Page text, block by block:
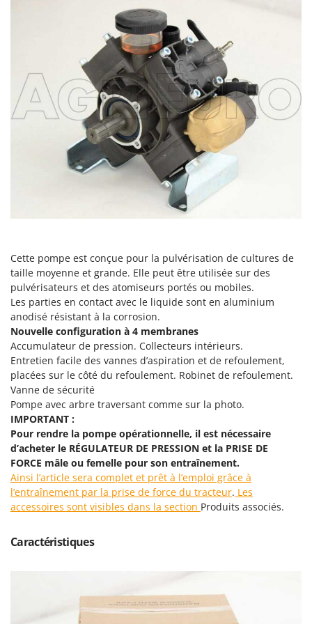
Fendeuses à bois
Filets pour la Récolte des olives
Filtres pour vin et huile
Floconneuses
Fouloirs - Égrappoirs
Fourches pour tracteur
Fours d'extérieur - intérieur pour pizza et cuisine
Fours électriques
Fraises rotatives pour tracteur
G
Générateurs d'air chaud
Godets à terre basculants pour tracteur
Groupes électrogènes
Gyrobroyeurs à lame pour tracteur
H
Haches - Cognées et Hachettes
Hachoirs à viande
Herses à Dents
Herses Rotatives
L
Lames à neige
Lames niveleuses pour tracteur
Lieuses électriques pour vignes
Cruccolini
CTEK
D
Dal Degan
Diavola Pro
Docma
Dominion
Dreame
E
EcoFlow
Edilmark
Effeuno
Einhell
Elegen
Energy Gruppi
Enotecnica Pillan
Eschenfelder
EuroMech
Fama Industrie
Famag
Cette pompe est conçue pour la pulvérisation de cultures de
taille moyenne et grande. Elle peut être utilisée sur des
pulvérisateurs et des atomiseurs portés ou mobiles.
Les parties en contact avec le liquide sont en aluminium
anodisé résistant à la corrosion.
Nouvelle configuration à 4 membranes
Accumulateur de pression. Collecteurs intérieurs.
Entretien facile des vannes d’aspiration et de refoulement,
placées sur le côté du refoulement. Robinet de refoulement.
Vanne de sécurité
Pompe avec arbre traversant comme sur la photo.
IMPORTANT :
Pour rendre la pompe opérationnelle, il est nécessaire
d’acheter le RÉGULATEUR DE PRESSION et la PRISE DE
FORCE mâle ou femelle pour son entraînement.
Ainsi l’article sera complet et prêt à l’emploi grâce à
l’entraînement par la prise de force du tracteur. Les
accessoires sont visibles dans la section Produits associés.
Caractéristiques